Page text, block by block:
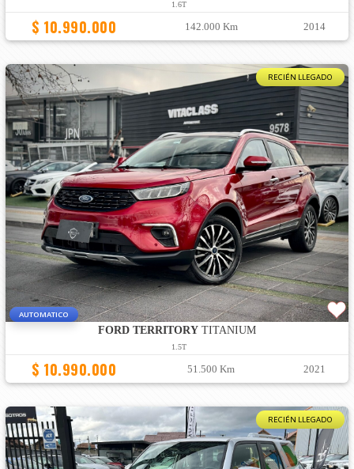
1.6T
$ 10.990.000 142.000 Km 2014
RECIÉN LLEGADO
AUTOMATICO
FORD TERRITORYTITANIUM
1.5T
$ 10.990.000 51.500 Km 2021
RECIÉN LLEGADO